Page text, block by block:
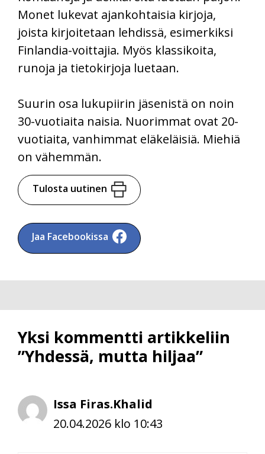
Monet lukevat ajankohtaisia kirjoja,
joista kirjoitetaan lehdissä, esimerkiksi
Finlandia-voittajia. Myös klassikoita,
runoja ja tietokirjoja luetaan.
Suurin osa lukupiirin jäsenistä on noin
30-vuotiaita naisia. Nuorimmat ovat 20-
vuotiaita, vanhimmat eläkeläisiä. Miehiä
on vähemmän.
Tulosta uutinen
Jaa Facebookissa
Yksi kommentti artikkeliin
”Yhdessä, mutta hiljaa”
Issa Firas.Khalid
20.04.2026 klo 10:43